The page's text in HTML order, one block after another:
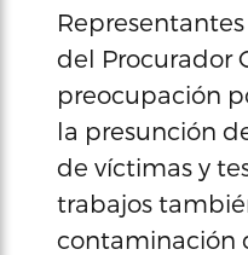
del Procurador
preocupación
la presunción
de víctimas y
trabajos
contaminación